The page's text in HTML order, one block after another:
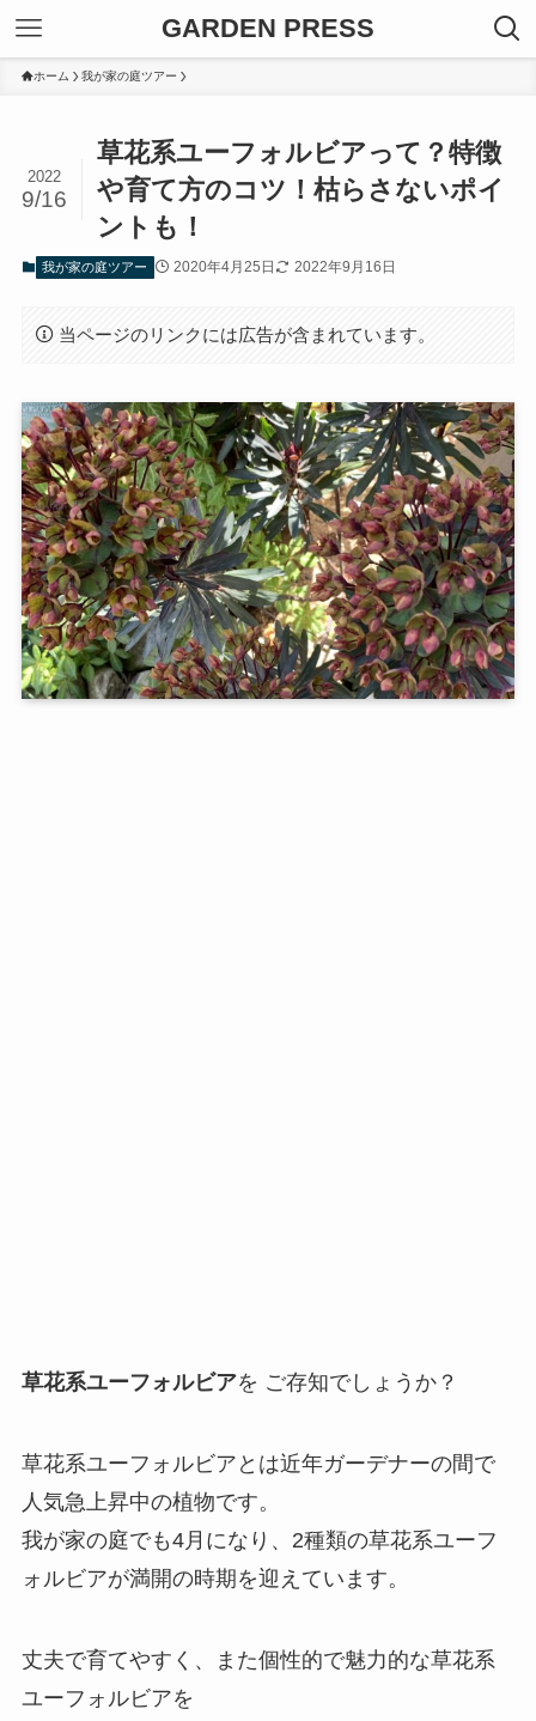
GARDEN PRESS
ホーム 我が家の庭ツアー
草花系ユーフォルビアって？特徴
や育て方のコツ！枯らさないポイ
ントも！
2022
9/16
我が家の庭ツアー 2020年4月25日 2022年9月16日
当ページのリンクには広告が含まれています。
草花系ユーフォルビアを ご存知でしょうか？
草花系ユーフォルビアとは近年ガーデナーの間で
人気急上昇中の植物です。
我が家の庭でも4月になり、2種類の草花系ユーフ
ォルビアが満開の時期を迎えています。
丈夫で育てやすく、また個性的で魅力的な草花系
ユーフォルビアを